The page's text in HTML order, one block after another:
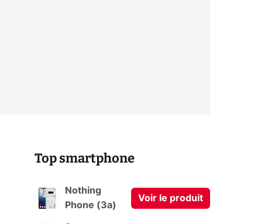
Top smartphone
Nothing
Phone (3a)
Voir le produit